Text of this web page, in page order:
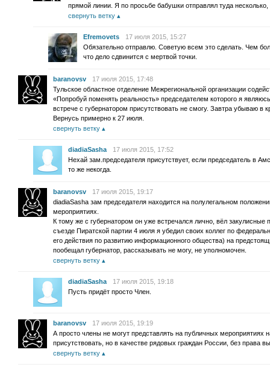
прямой линии. Я по просьбе бабушки отправлял туда несколько,
свернуть ветку
Efremovets
17 июля 2015, 15:27
Обязательно отправлю. Советую всем это сделать. Чем
что дело сдвинится с мертвой точки.
baranovsv
17 июля 2015, 17:48
Тульское областное отделение Межрегиональной организации
«Попробуй поменять реальность» председателем которого я
встрече с губернатором присутствовать не смогу. Завтра убываю в
Вернусь примерно к 27 июля.
свернуть ветку
diadiaSasha
17 июля 2015, 17:52
Нехай зам.председателя присутствует, если председатель в
то же некогда.
baranovsv
17 июля 2015, 19:17
diadiaSasha зам председателя находится на полулегальном
мероприятиях.
К тому же с губернатором он уже встречался лично, вёл закулисные
съезде Пиратской партии 4 июля я убедил своих коллег по
его действия по развитию информационного общества) на
пообещал губернатор, рассказывать не могу, не уполномочен.
свернуть ветку
diadiaSasha
17 июля 2015, 19:18
Пусть придёт просто Член.
baranovsv
17 июля 2015, 19:19
А просто члены не могут представлять на публичных мероприятиях
присутствовать, но в качестве рядовых граждан России, без права
свернуть ветку